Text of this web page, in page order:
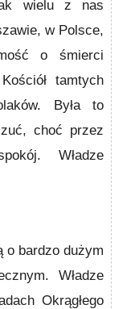
wielu z nas
w Polsce,
o śmierci
tamtych
Była to
choć przez
Władze
o bardzo dużym
Władze
Okrągłego